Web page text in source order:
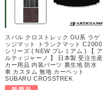
スバル クロストレック GU系 ラゲ
ッジマット トランクマット C2000
シリーズ ( NEW プレミアム ) 【 ア
ルティジャーノ 】 日本製 受注生産
カー用品 内装パーツ 裏生地 防水
車 カスタム 無地 カーペット
SUBARU CROSSTREK